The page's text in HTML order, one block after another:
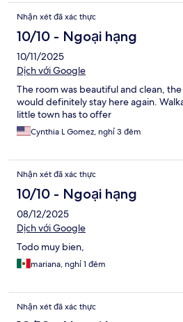
Nhận xét đã xác thực
10/10 - Ngoại hạng
10/11/2025
Dịch với Google
The room was beautiful and clean,
would definitely stay here again.
little town has to offer
Cynthia L Gomez, nghỉ 3 đêm
Nhận xét đã xác thực
10/10 - Ngoại hạng
08/12/2025
Dịch với Google
Todo muy bien,
mariana, nghỉ 1 đêm
Nhận xét đã xác thực